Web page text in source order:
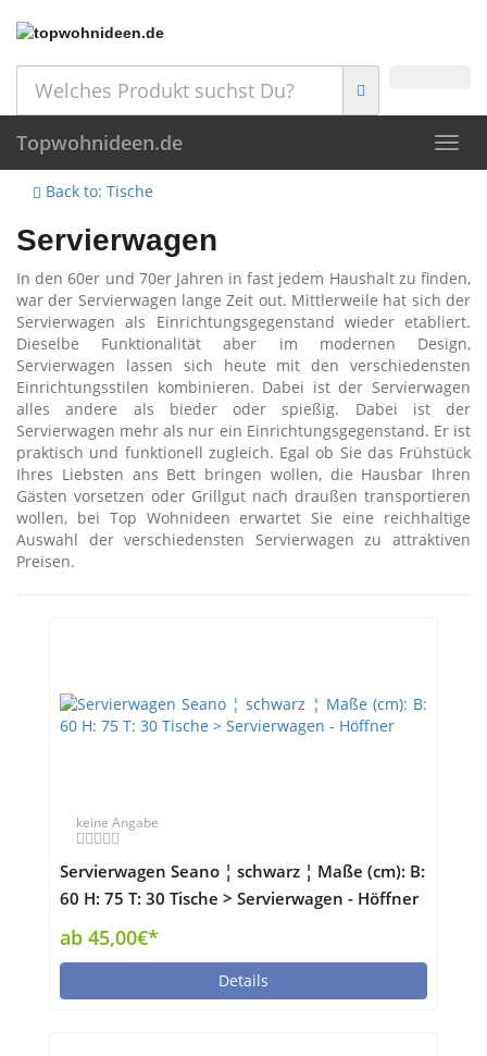
Topwohnideen.de
Back to: Tische
Servierwagen
In den 60er und 70er Jahren in fast jedem Haushalt zu finden,
war der Servierwagen lange Zeit out. Mittlerweile hat sich der
Servierwagen als Einrichtungsgegenstand wieder etabliert.
Dieselbe Funktionalität aber im modernen Design,
Servierwagen lassen sich heute mit den verschiedensten
Einrichtungsstilen kombinieren. Dabei ist der Servierwagen
alles andere als bieder oder spießig. Dabei ist der
Servierwagen mehr als nur ein Einrichtungsgegenstand. Er ist
praktisch und funktionell zugleich. Egal ob Sie das Frühstück
Ihres Liebsten ans Bett bringen wollen, die Hausbar Ihren
Gästen vorsetzen oder Grillgut nach draußen transportieren
wollen, bei Top Wohnideen erwartet Sie eine reichhaltige
Auswahl der verschiedensten Servierwagen zu attraktiven
Preisen.
keine Angabe
Servierwagen Seano ¦ schwarz ¦ Maße (cm): B:
60 H: 75 T: 30 Tische > Servierwagen - Höffner
ab 45,00€*
Details